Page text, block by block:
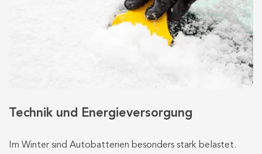
Technik und Energieversorgung
Im Winter sind Autobatterien besonders stark belastet.